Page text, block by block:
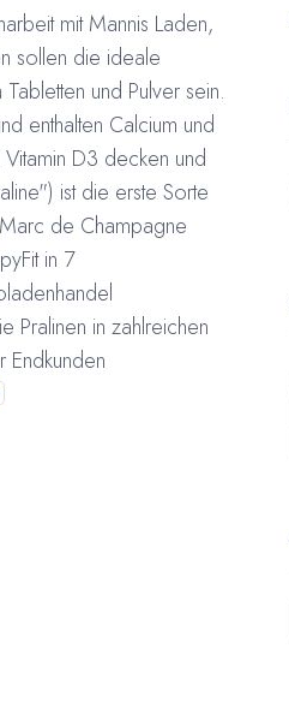
mit Mannis Laden,
sollen die ideale
und Pulver sein.
enthalten Calcium und
D3 decken und
ist die erste Sorte
de Champagne
in 7
Pralinen in zahlreichen
Endkunden